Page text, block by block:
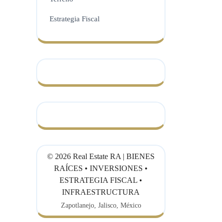
Estrategia Fiscal
© 2026 Real Estate RA | BIENES
RAÍCES • INVERSIONES •
ESTRATEGIA FISCAL •
INFRAESTRUCTURA
Zapotlanejo, Jalisco, México